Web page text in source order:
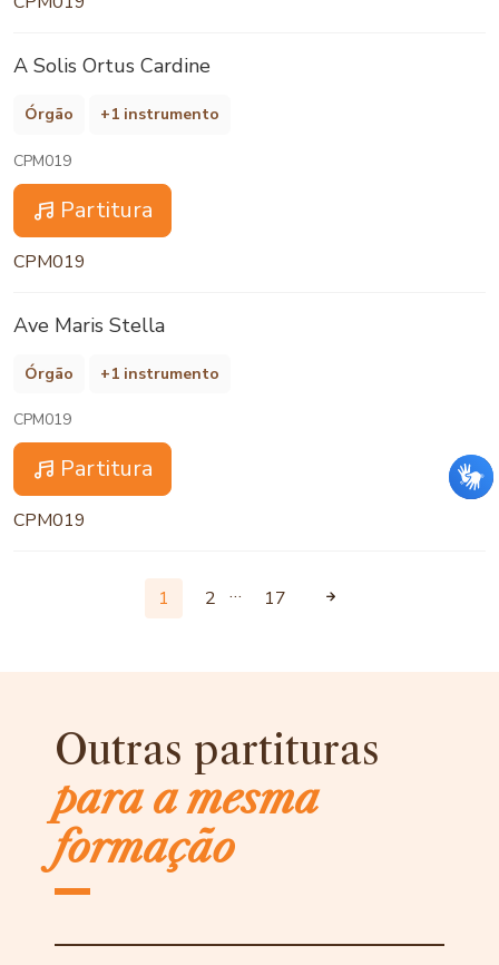
A Solis Ortus Cardine
Órgão +1 instrumento
CPM019
Partitura
CPM019
Ave Maris Stella
Órgão +1 instrumento
CPM019
Partitura
CPM019
1 2 … 17
Outras partituras
para a mesma
formação